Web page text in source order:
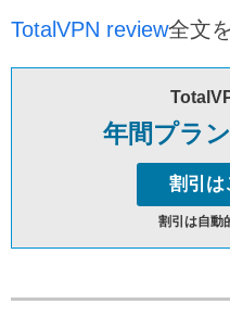
TotalVPN review全文
年間プラ
割引は
割引は自動